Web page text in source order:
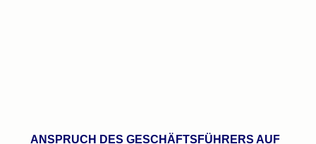
ANSPRUCH DES GESCHÄFTSFÜHRERS AUF